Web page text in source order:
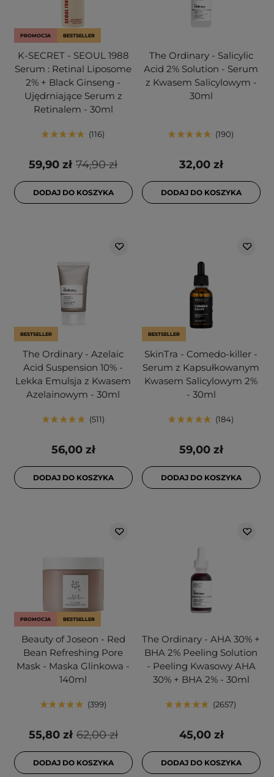
PROMOCJA BESTSELLER
K-SECRET - SEOUL 1988
Serum : Retinal Liposome
2% + Black Ginseng -
Ujędrniające Serum z
Retinalem - 30ml
116
74,90 zł
59,90 zł
DODAJ DO KOSZYKA
The Ordinary - Salicylic
Acid 2% Solution - Serum
z Kwasem Salicylowym -
30ml
190
32,00 zł
DODAJ DO KOSZYKA
BESTSELLER
The Ordinary - Azelaic
Acid Suspension 10% -
Lekka Emulsja z Kwasem
Azelainowym - 30ml
511
56,00 zł
DODAJ DO KOSZYKA
BESTSELLER
SkinTra - Comedo-killer -
Serum z Kapsułkowanym
Kwasem Salicylowym 2%
- 30ml
184
59,00 zł
DODAJ DO KOSZYKA
PROMOCJA BESTSELLER
Beauty of Joseon - Red
Bean Refreshing Pore
Mask - Maska Glinkowa -
140ml
399
62,00 zł
55,80 zł
DODAJ DO KOSZYKA
The Ordinary - AHA 30% +
BHA 2% Peeling Solution
- Peeling Kwasowy AHA
30% + BHA 2% - 30ml
2657
45,00 zł
DODAJ DO KOSZYKA